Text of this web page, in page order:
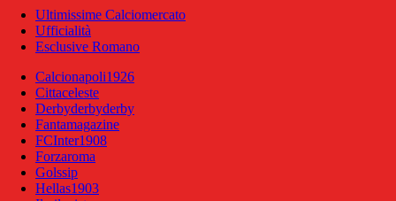
Ultimissime Calciomercato
Ufficialità
Esclusive Romano
Calcionapoli1926
Cittaceleste
Derbyderbyderby
Fantamagazine
FCInter1908
Forzaroma
Golssip
Hellas1903